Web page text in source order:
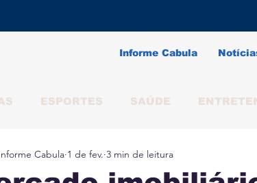
Informe Cabula
ESPORTES SAÚDE
ALMERINDO SOUZA
Cabula 1 de fev. 3 min de leitura